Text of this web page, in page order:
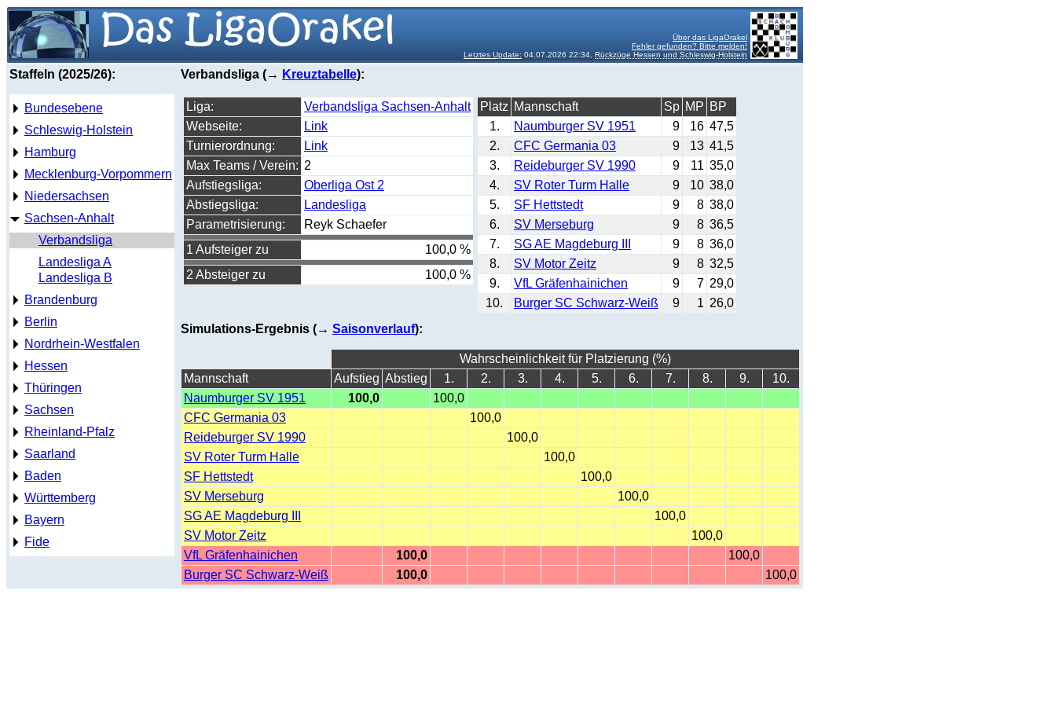
Über das LigaOrakel
Fehler gefunden? Bitte melden!
Letztes Update: 04.07.2026 22:34, Rückzüge Hessen und Schleswig-Holstein
Staffeln (2025/26):
Bundesebene
Schleswig-Holstein
Hamburg
Mecklenburg-Vorpommern
Niedersachsen
Sachsen-Anhalt
Verbandsliga
Landesliga A
Landesliga B
Brandenburg
Berlin
Nordrhein-Westfalen
Hessen
Thüringen
Sachsen
Rheinland-Pfalz
Saarland
Baden
Württemberg
Bayern
Fide
Verbandsliga (→ Kreuztabelle):
Liga:
Verbandsliga Sachsen-Anhalt
Webseite:
Link
Turnierordnung:
Link
Max Teams / Verein: 2
Aufstiegsliga:
Oberliga Ost 2
Abstiegsliga:
Landesliga
Parametrisierung:
Reyk Schaefer
1 Aufsteiger zu
100,0 %
2 Absteiger zu
100,0 %
Platz Mannschaft Sp MP BP
1.
Naumburger SV 1951 9 16 47,5
2.
CFC Germania 03 9 13 41,5
3.
Reideburger SV 1990 9 11 35,0
4.
SV Roter Turm Halle 9 10 38,0
5.
SF Hettstedt 9 8 38,0
6.
SV Merseburg 9 8 36,5
7.
SG AE Magdeburg III 9 8 36,0
8.
SV Motor Zeitz 9 8 32,5
9.
VfL Gräfenhainichen 9 7 29,0
10.
Burger SC Schwarz-Weiß 9 1 26,0
Simulations-Ergebnis (→ Saisonverlauf):
Wahrscheinlichkeit für Platzierung (%)
Mannschaft
Aufstieg Abstieg 1. 2. 3. 4. 5. 6. 7. 8. 9.
10.
Naumburger SV 1951
100,0
100,0
CFC Germania 03
100,0
Reideburger SV 1990
100,0
SV Roter Turm Halle
100,0
SF Hettstedt
100,0
SV Merseburg
100,0
SG AE Magdeburg III
100,0
SV Motor Zeitz
100,0
VfL Gräfenhainichen
100,0
100,0
Burger SC Schwarz-Weiß
100,0 100,0